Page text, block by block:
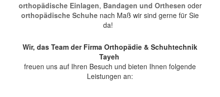
orthopädische Einlagen, Bandagen und Orthesen oder
orthopädische Schuhe nach Maß wir sind gerne für Sie
da!
Wir, das Team der Firma Orthopädie & Schuhtechnik
Tayeh
freuen uns auf Ihren Besuch und bieten Ihnen folgende
Leistungen an: